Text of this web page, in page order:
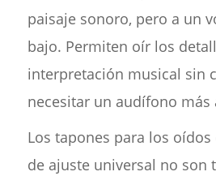
paisaje sonoro, pero a un
bajo. Permiten oír los
interpretación musical sin
necesitar un audífono más
Los tapones para los
de ajuste universal no son